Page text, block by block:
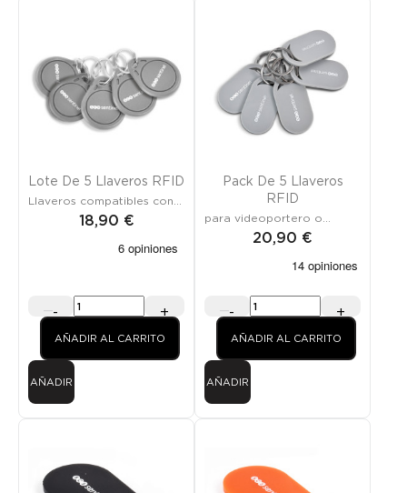
Lote De 5 Llaveros RFID
Llaveros compatibles con
videoportero y teclado
18,90 €
- +
AÑADIR AL CARRITO
AÑADIR
Pack De 5 Llaveros
RFID
para videoportero o
teclado de códigos
20,90 €
- +
AÑADIR AL CARRITO
AÑADIR